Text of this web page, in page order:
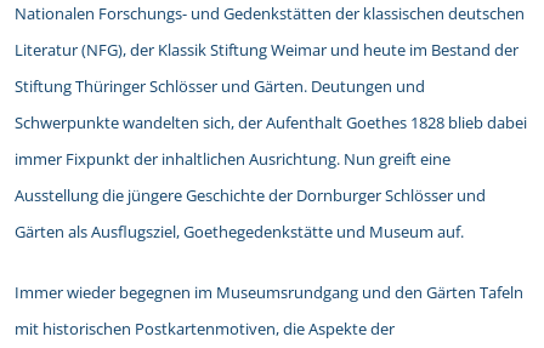
Nationalen Forschungs- und Gedenkstätten der klassischen deutschen
Literatur (NFG), der Klassik Stiftung Weimar und heute im Bestand der
Stiftung Thüringer Schlösser und Gärten. Deutungen und
Schwerpunkte wandelten sich, der Aufenthalt Goethes 1828 blieb dabei
immer Fixpunkt der inhaltlichen Ausrichtung. Nun greift eine
Ausstellung die jüngere Geschichte der Dornburger Schlösser und
Gärten als Ausflugsziel, Goethegedenkstätte und Museum auf.
Immer wieder begegnen im Museumsrundgang und den Gärten Tafeln
mit historischen Postkartenmotiven, die Aspekte der